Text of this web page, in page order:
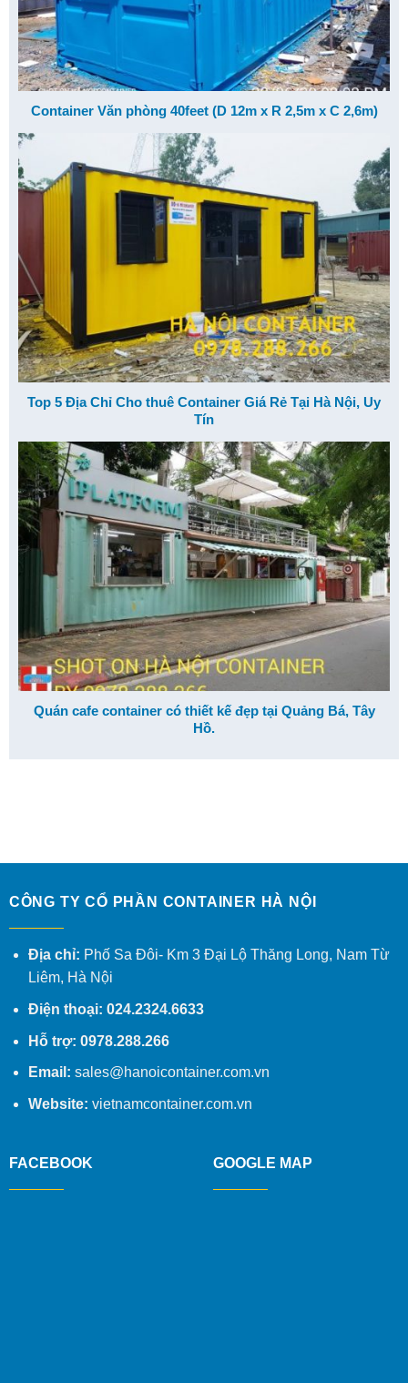
Container Văn phòng 40feet (D 12m x R 2,5m x C 2,6m)
Top 5 Địa Chỉ Cho thuê Container Giá Rẻ Tại Hà Nội, Uy
Tín
Quán cafe container có thiết kế đẹp tại Quảng Bá, Tây
Hồ.
CÔNG TY CỔ PHẦN CONTAINER HÀ NỘI
Địa chỉ: Phố Sa Đôi- Km 3 Đại Lộ Thăng Long, Nam Từ
Liêm, Hà Nội
Điện thoại: 024.2324.6633
Hỗ trợ: 0978.288.266
Email: sales@hanoicontainer.com.vn
Website: vietnamcontainer.com.vn
FACEBOOK GOOGLE MAP